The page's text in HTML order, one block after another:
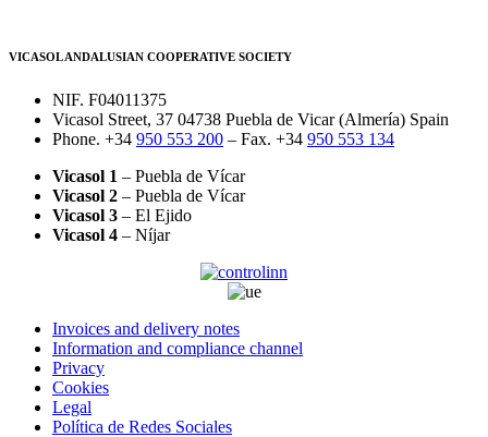
VICASOL ANDALUSIAN COOPERATIVE SOCIETY
NIF. F04011375
Vicasol Street, 37 04738 Puebla de Vicar (Almería) Spain
Phone. +34 950 553 200 – Fax. +34 950 553 134
Vicasol 1 – Puebla de Vícar
Vicasol 2 – Puebla de Vícar
Vicasol 3 – El Ejido
Vicasol 4 – Níjar
Invoices and delivery notes
Information and compliance channel
Privacy
Cookies
Legal
Política de Redes Sociales